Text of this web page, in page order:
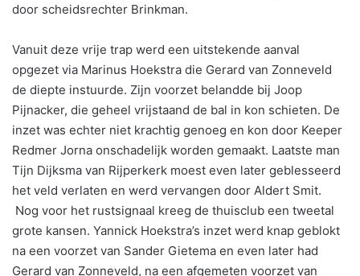
door scheidsrechter Brinkman.
Vanuit deze vrije trap werd een uitstekende aanval
opgezet via Marinus Hoekstra die Gerard van Zonneveld
de diepte instuurde. Zijn voorzet belandde bij Joop
Pijnacker, die geheel vrijstaand de bal in kon schieten. De
inzet was echter niet krachtig genoeg en kon door Keeper
Redmer Jorna onschadelijk worden gemaakt. Laatste man
Tijn Dijksma van Rijperkerk moest even later geblesseerd
het veld verlaten en werd vervangen door Aldert Smit.
Nog voor het rustsignaal kreeg de thuisclub een tweetal
grote kansen. Yannick Hoekstra’s inzet werd knap geblokt
na een voorzet van Sander Gietema en even later had
Gerard van Zonneveld, na een afgemeten voorzet van